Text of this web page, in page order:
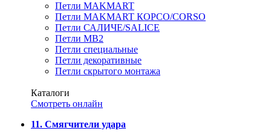
Петли MAKMART
Петли MAKMART КОРСО/CORSO
Петли САЛИЧЕ/SALICE
Петли MB2
Петли специальные
Петли декоративные
Петли скрытого монтажа
Каталоги
Смотреть онлайн
11. Смягчители удара